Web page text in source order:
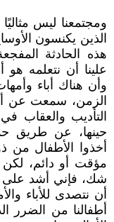
ومجتمعنا ليس
الذين يكنسون
هذه الحادثة
علينا أن نتعلمه هو
وأن هناك أباء
الزمن، سمعت عن
التأديب والعقاب
حينها، عن طريق
أخذوا الأطفال من
مؤقت أو دائم، لكن
شك، فإني أشد على
أن نتصدى للأباء
أطفالنا من الضرر